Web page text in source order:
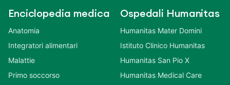
Enciclopedia medica
Anatomia
Integratori alimentari
Malattie
Primo soccorso
Ospedali Humanitas
Humanitas Mater Domini
Istituto Clinico Humanitas
Humanitas San Pio X
Humanitas Medical Care